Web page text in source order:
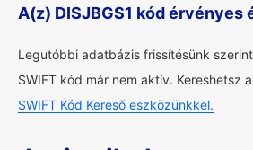
A(z) DISJBGS1 kód érvényes
Legutóbbi adatbázis frissítésünk szerint
SWIFT kód már nem aktív. Kereshetsz
SWIFT Kód Kereső eszközünkkel.